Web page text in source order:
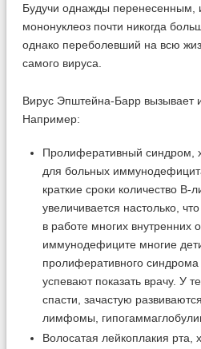
Будучи однажды перенесенным,
мононуклеоз почти никогда
однако переболевший на всю
самого вируса.
Вирус Эпштейна-Барр вызывает
Например:
Пролиферативный синдром,
для больных
краткие сроки количество В-
увеличивается настолько,
в работе многих внутренних
иммунодефиците многие
пролиферативного
успевают показать врачу. У
спасти, зачастую
лимфомы,
Волосатая лейкоплакия рта,